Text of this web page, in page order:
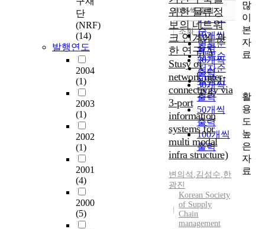
단
(NRF)
(14)
발행연도
2004
(1)
2003
(1)
2002
(1)
2001
(4)
2000
(5)
순
인기도
순
연도순
제목순
저자순
발행기
관순
내림차순
10개씩 출력
10개씩
출력
20개씩
출력
30개씩
출력
50개씩
출력
100개씩
출력
조회
위한 물류정
보의 네트워
크 연계에 관
한 연구(A
Stusy of
network inter-
connectivity via
3-port
information
systems for
multi modal
infra structure)
변의석 ,김성수,한
광진
Korean Society
of Supply
Chain
management
많
이
본
자
료
활
용
도
높
은
자
료